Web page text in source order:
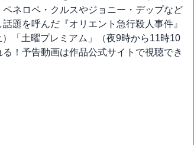
ネロペ・クルスやジョニー・デップなど
題を呼んだ『オリエント急行殺人事件』
）「土曜プレミアム」（夜9時から11時10
！予告動画は作品公式サイトで視聴でき